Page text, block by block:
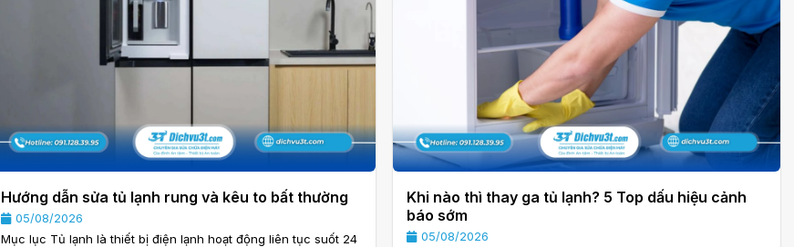
Hướng dẫn sửa tủ lạnh rung và kêu to bất thường
05/08/2026
Mục lục Tủ lạnh là thiết bị điện lạnh hoạt động liên tục suốt 24
Khi nào thì thay ga tủ lạnh? 5 Top dấu hiệu cảnh
báo sớm
05/08/2026